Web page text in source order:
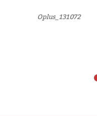
Oplus_131072